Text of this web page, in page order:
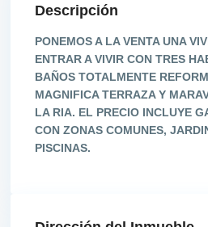
Descripción
PONEMOS A LA VENTA UNA
ENTRAR A VIVIR CON TRES
BAÑOS TOTALMENTE
MAGNIFICA TERRAZA Y
LA RIA. EL PRECIO INCLUYE
CON ZONAS COMUNES,
PISCINAS.